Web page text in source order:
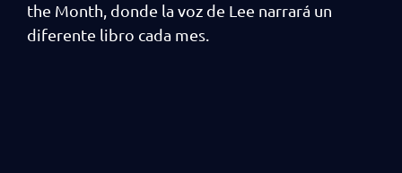
the Month, donde la voz de Lee narrará un
diferente libro cada mes.